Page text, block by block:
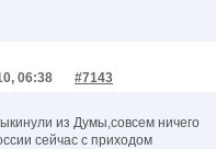
06:38 #7143
из Думы,совсем ничего
сейчас с приходом